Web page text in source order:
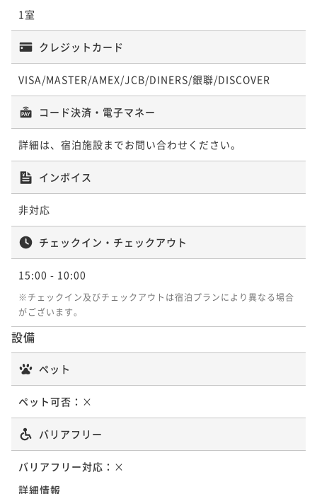
1室
クレジットカード
VISA/MASTER/AMEX/JCB/DINERS/銀聯/DISCOVER
コード決済・電子マネー
詳細は、宿泊施設までお問い合わせください。
インボイス
非対応
チェックイン・チェックアウト
15:00 - 10:00
※チェックイン及びチェックアウトは宿泊プランにより異なる場合
がございます。
設備
ペット
ペット可否： ×
バリアフリー
バリアフリー対応： ×
詳細情報